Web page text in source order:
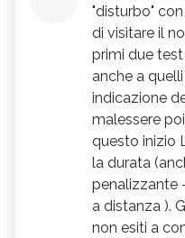
"disturbo"
di visitare il
primi due
anche a
indicazione
malessere
questo inizio
la durata
penalizzante
a distanza ).
non esiti a